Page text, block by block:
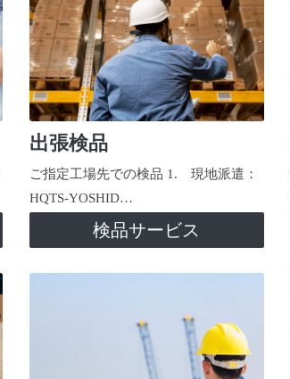
出張検品
ご指定工場先での検品 1. 現地派遣：
HQTS-YOSHID…
検品サービス